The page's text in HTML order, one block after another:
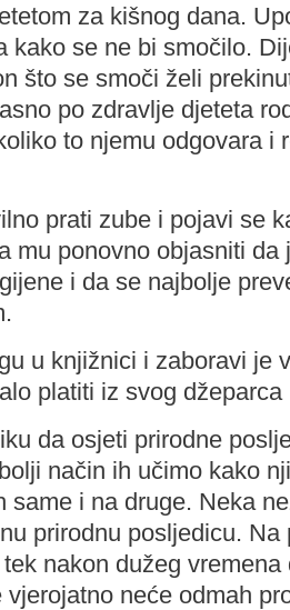
za kišnog dana.
kako se ne bi smočilo.
što se smoči želi
po zdravlje djeteta
to njemu odgovara i
prati zube i pojavi se
mu ponovno objasniti da
i da se najbolje
u knjižnici i zaboravi je
platiti iz svog
da osjeti prirodne
način ih učimo kako
same i na druge. Neka
prirodnu posljedicu. Na
nakon dužeg
neće odmah